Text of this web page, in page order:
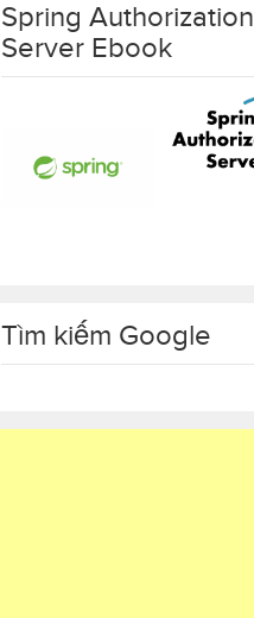
Spring Authorization
Server Ebook
Tìm kiếm Google